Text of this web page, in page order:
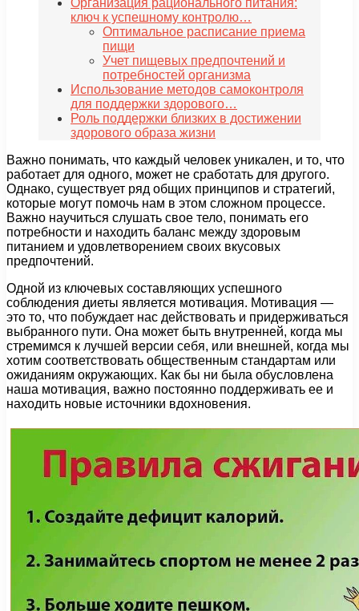
Организация рационального питания:
ключ к успешному контролю…
Оптимальное расписание приема
пищи
Учет пищевых предпочтений и
потребностей организма
Использование методов самоконтроля
для поддержки здорового…
Роль поддержки близких в достижении
здорового образа жизни
Важно понимать, что каждый человек уникален, и то, что
работает для одного, может не сработать для другого.
Однако, существует ряд общих принципов и стратегий,
которые могут помочь нам в этом сложном процессе.
Важно научиться слушать свое тело, понимать его
потребности и находить баланс между здоровым
питанием и удовлетворением своих вкусовых
предпочтений.
Одной из ключевых составляющих успешного
соблюдения диеты является мотивация. Мотивация —
это то, что побуждает нас действовать и придерживаться
выбранного пути. Она может быть внутренней, когда мы
стремимся к лучшей версии себя, или внешней, когда мы
хотим соответствовать общественным стандартам или
ожиданиям окружающих. Как бы ни была обусловлена
наша мотивация, важно постоянно поддерживать ее и
находить новые источники вдохновения.